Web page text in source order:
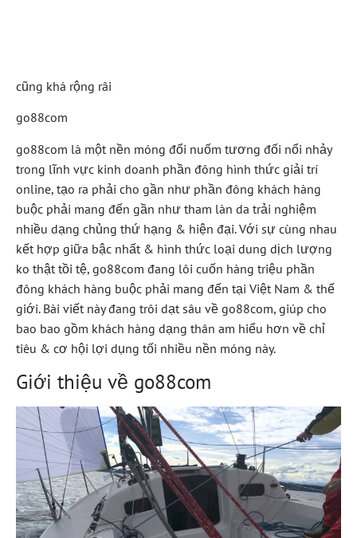
cũng khá rộng rãi
go88com
go88com là một nền móng đổi nuốm tương đối nổi nhảy
trong lĩnh vực kinh doanh phần đông hình thức giải trí
online, tạo ra phải cho gần như phần đông khách hàng
buộc phải mang đến gần như tham làn da trải nghiệm
nhiều dạng chủng thứ hạng & hiện đại. Với sự cùng nhau
kết hợp giữa bậc nhất & hình thức loại dung dịch lượng
ko thật tồi tệ, go88com đang lôi cuốn hàng triệu phần
đông khách hàng buộc phải mang đến tại Việt Nam & thế
giới. Bài viết này đang trôi dạt sâu về go88com, giúp cho
bao bao gồm khách hàng dạng thân am hiểu hơn về chỉ
tiêu & cơ hội lợi dụng tối nhiều nền móng này.
Giới thiệu về go88com